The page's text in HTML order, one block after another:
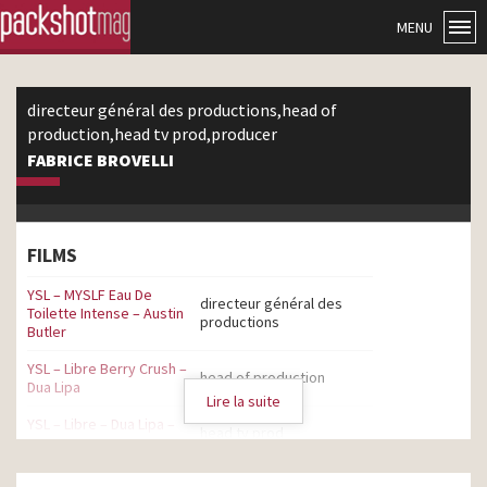
MENU
directeur général des productions,head of
production,head tv prod,producer
FABRICE BROVELLI
FILMS
YSL – MYSLF Eau De
Toilette Intense – Austin
Butler
directeur général des
productions
YSL – Libre Berry Crush –
Dua Lipa
head of production
YSL – Libre – Dua Lipa –
2025
YSL – Libre L’eau Nue – Dua
Lire la suite